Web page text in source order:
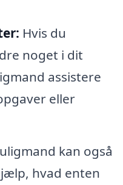
Hvis du
noget i dit
assistere
eller
kan også
hvad enten